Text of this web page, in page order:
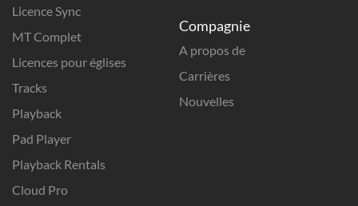
Licence Sync
MT Complet
Licences pour églises
Tracks
Playback
Pad Player
Playback Rentals
Cloud Pro
Compagnie
A propos de
Carrières
Nouvelles